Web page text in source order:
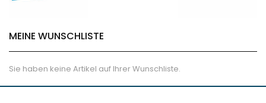
MEINE WUNSCHLISTE
Sie haben keine Artikel auf Ihrer Wunschliste.